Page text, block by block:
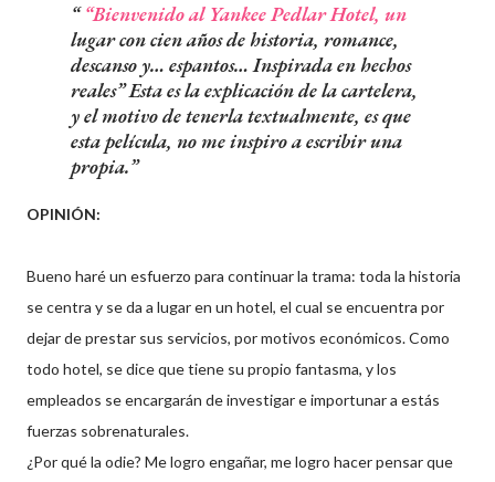
“Bienvenido al Yankee Pedlar Hotel, un
lugar con cien años de historia, romance,
descanso y… espantos… Inspirada en hechos
reales” Esta es la explicación de la cartelera,
y el motivo de tenerla textualmente, es que
esta película, no me inspiro a escribir una
propia.
OPINIÓN:
Bueno haré un esfuerzo para continuar la trama: toda la historia
se centra y se da a lugar en un hotel, el cual se encuentra por
dejar de prestar sus servicios, por motivos económicos. Como
todo hotel, se dice que tiene su propio fantasma, y los
empleados se encargarán de investigar e importunar a estás
fuerzas sobrenaturales.
¿Por qué la odie? Me logro engañar, me logro hacer pensar que